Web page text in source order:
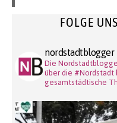
FOLGE
nordstadtblogger
Die
über die #Nordstadt
gesamtstädtische